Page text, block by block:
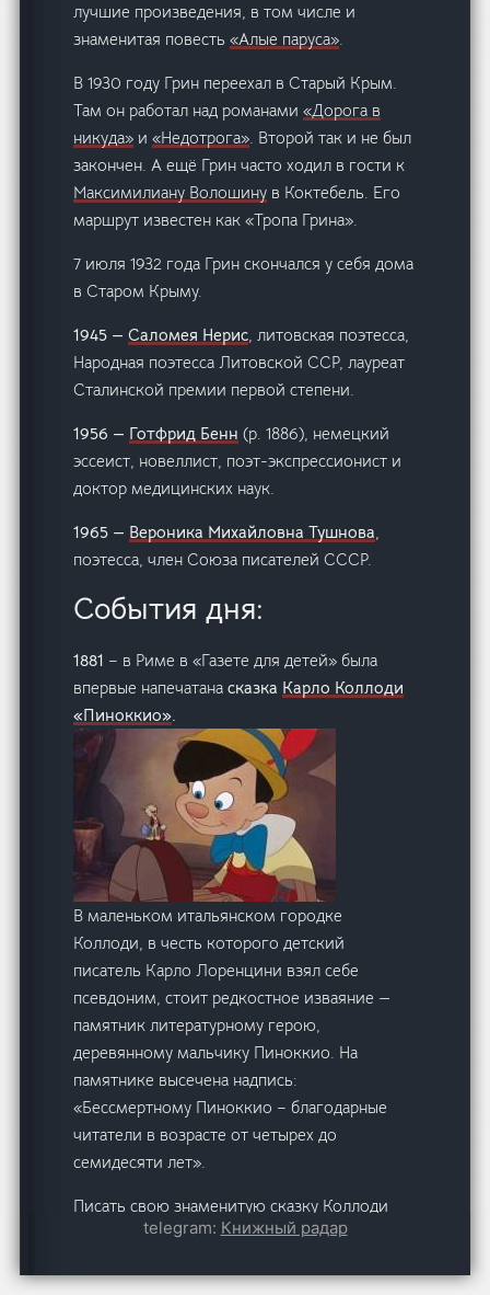
лучшие произведения, в том числе и
знаменитая повесть«Алые паруса».
В 1930 году Грин переехал в Старый Крым.
Там он работал над романами«Дорога в
никуда» и«Недотрога». Второй так и не был
закончен. А ещё Грин часто ходил в гости к
Максимилиану Волошину в Коктебель. Его
маршрут известен как «Тропа Грина».
7 июля 1932 года Грин скончался у себя дома
в Старом Крыму.
1945 —Саломея Нерис, литовская поэтесса,
Народная поэтесса Литовской ССР, лауреат
Сталинской премии первой степени.
1956 — Готфрид Бенн (р. 1886), немецкий
эссеист, новеллист, поэт-экспрессионист и
доктор медицинских наук.
1965 — Вероника Михайловна Тушнова,
поэтесса, член Союза писателей СССР.
События дня:
1881 – в Риме в «Газeте для детей» была
впервые напечатанасказка Карло Коллоди
«Пиноккио».
В маленьком итальянском городке
Коллоди, в честь которого детский
писатель Карло Лоренцини взял себе
псевдоним, стоит редкостное изваяние —
памятник литературному герою,
деревянному мальчику Пиноккио. На
памятнике высечена надпись:
«Бессмертному Пиноккио – благодарные
читатели в возрасте от четырех до
семидесяти лет».
Писать свою знаменитую сказку Коллоди
начал в 1880 году. Повесть «Приключения
вначале публиковалась в виде романа-
telegram: Книжный радар